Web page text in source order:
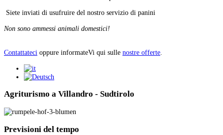
Siete inviati di usufruire del nostro servizio di panini
Non sono ammessi animali domestici!
Contattateci oppure informateVi qui sulle nostre offerte
Agriturismo a Villandro - Sudtirolo
Previsioni del tempo